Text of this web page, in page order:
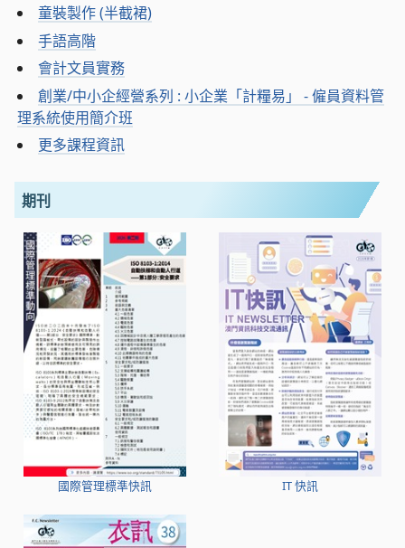
童裝製作 (半截裙)
手語高階
會計文員實務
創業/中小企經營系列 : 小企業「計糧易」 - 僱員資料管
理系統使用簡介班
更多課程資訊
期刊
國際管理標準快訊 IT 快訊